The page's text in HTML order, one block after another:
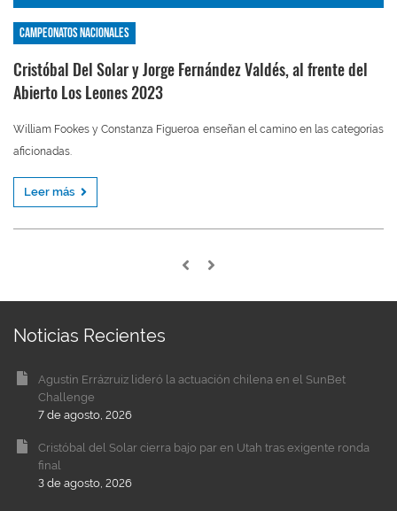
Campeonatos nacionales
Cristóbal Del Solar y Jorge Fernández Valdés, al frente del
Abierto Los Leones 2023
William Fookes y Constanza Figueroa enseñan el camino en las categorías
aficionadas.
Leer más
Noticias Recientes
Agustín Errázruiz lideró la actuación chilena en el SunBet
Challenge
7 de agosto, 2026
Cristóbal del Solar cierra bajo par en Utah tras exigente ronda
final
3 de agosto, 2026